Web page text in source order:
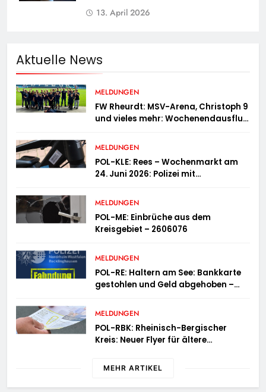
13. April 2026
Aktuelle News
MELDUNGEN
FW Rheurdt: MSV-Arena, Christoph 9
und vieles mehr: Wochenendausflug
MELDUNGEN
POL-KLE: Rees – Wochenmarkt am
24. Juni 2026: Polizei mit
Fahrradcodierung möglich
MELDUNGEN
POL-ME: Einbrüche aus dem
Kreisgebiet – 2606076
MELDUNGEN
POL-RE: Haltern am See: Bankkarte
gestohlen und Geld abgehoben –
MELDUNGEN
POL-RBK: Rheinisch-Bergischer
Kreis: Neuer Flyer für ältere
MEHR ARTIKEL